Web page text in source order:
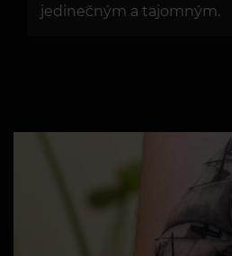
jedinečným a tajomným.